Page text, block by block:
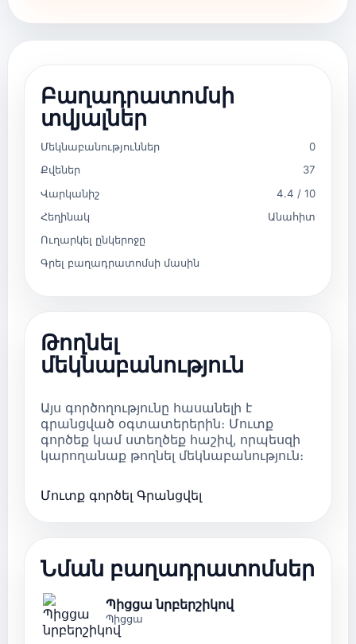
Բաղադրատոմսի
տվյալներ
Մեկնաբանություններ
0
Քվեներ
37
Վարկանիշ
4.4 / 10
Հեղինակ
Անահիտ
Ուղարկել ընկերոջը
Գրել բաղադրատոմսի մասին
Թողնել
մեկնաբանություն
Այս գործողությունը հասանելի է
գրանցված օգտատերերին։ Մուտք
գործեք կամ ստեղծեք հաշիվ, որպեսզի
կարողանաք թողնել մեկնաբանություն։
Մուտք գործել Գրանցվել
Նման բաղադրատոմսեր
Պիցցա նրբերշիկով
Պիցցա